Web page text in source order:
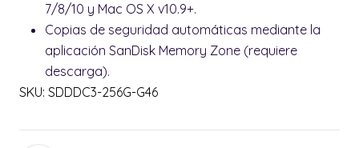
7/8/10 y Mac OS X v10.9+.
Copias de seguridad automáticas mediante la
aplicación SanDisk Memory Zone (requiere
descarga).
SKU: SDDDC3-256G-G46